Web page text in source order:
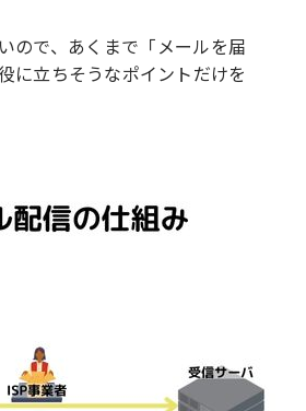
ので、あくまで「メールを届
に立ちそうなポイントだけを